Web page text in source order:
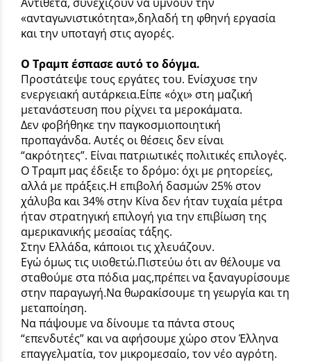
«ανταγωνιστικότητα»,δηλαδή τη φθηνή εργασία
και την υποταγή στις αγορές.
Ο Τραμπ έσπασε αυτό το δόγμα.
Προστάτεψε τους εργάτες του. Ενίσχυσε την
ενεργειακή αυτάρκεια.Είπε «όχι» στη μαζική
μετανάστευση που ρίχνει τα μεροκάματα.
Δεν φοβήθηκε την παγκοσμιοποιητική
προπαγάνδα. Αυτές οι θέσεις δεν είναι
“ακρότητες”. Είναι πατριωτικές πολιτικές επιλογές.
Ο Τραμπ μας έδειξε το δρόμο: όχι με ρητορείες,
αλλά με πράξεις.Η επιβολή δασμών 25% στον
χάλυβα και 34% στην Κίνα δεν ήταν τυχαία μέτρα
ήταν στρατηγική επιλογή για την επιβίωση της
αμερικανικής μεσαίας τάξης.
Στην Ελλάδα, κάποιοι τις χλευάζουν.
Εγώ όμως τις υιοθετώ.Πιστεύω ότι αν θέλουμε να
σταθούμε στα πόδια μας,πρέπει να ξαναγυρίσουμε
στην παραγωγή.Να θωρακίσουμε τη γεωργία και τη
μεταποίηση.
Να πάψουμε να δίνουμε τα πάντα στους
“επενδυτές” και να αφήσουμε χώρο στον Έλληνα
επαγγελματία, τον μικρομεσαίο, τον νέο αγρότη.